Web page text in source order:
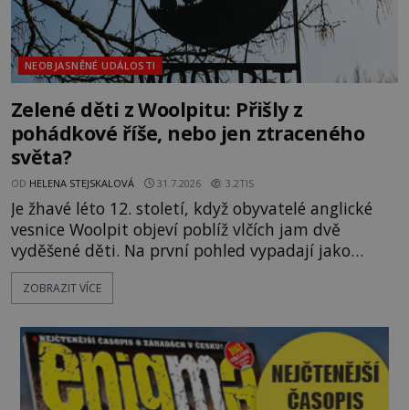
NEOBJASNĚNÉ UDÁLOSTI
Zelené děti z Woolpitu: Přišly z
pohádkové říše, nebo jen ztraceného
světa?
OD HELENA STEJSKALOVÁ 31.7.2026 3.2TIS
Je žhavé léto 12. století, když obyvatelé anglické
vesnice Woolpit objeví poblíž vlčích jam dvě
vyděšené děti. Na první pohled vypadají jako
každé jiné, až na jednu děsivou výjimku. Jejich
kůže má nazelenalý odstín, mluví
kromě syrových bobů. Příběh se rychle stává
jednou z největších záhad středověké Anglie a ani
po téměř devíti stech letech není
ZOBRAZIT VÍCE